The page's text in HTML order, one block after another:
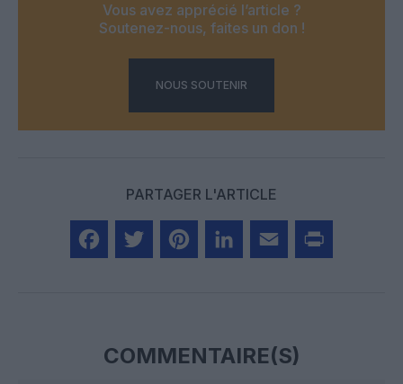
Vous avez apprécié l’article ?
Soutenez-nous, faites un don !
NOUS SOUTENIR
PARTAGER L'ARTICLE
COMMENTAIRE(S)